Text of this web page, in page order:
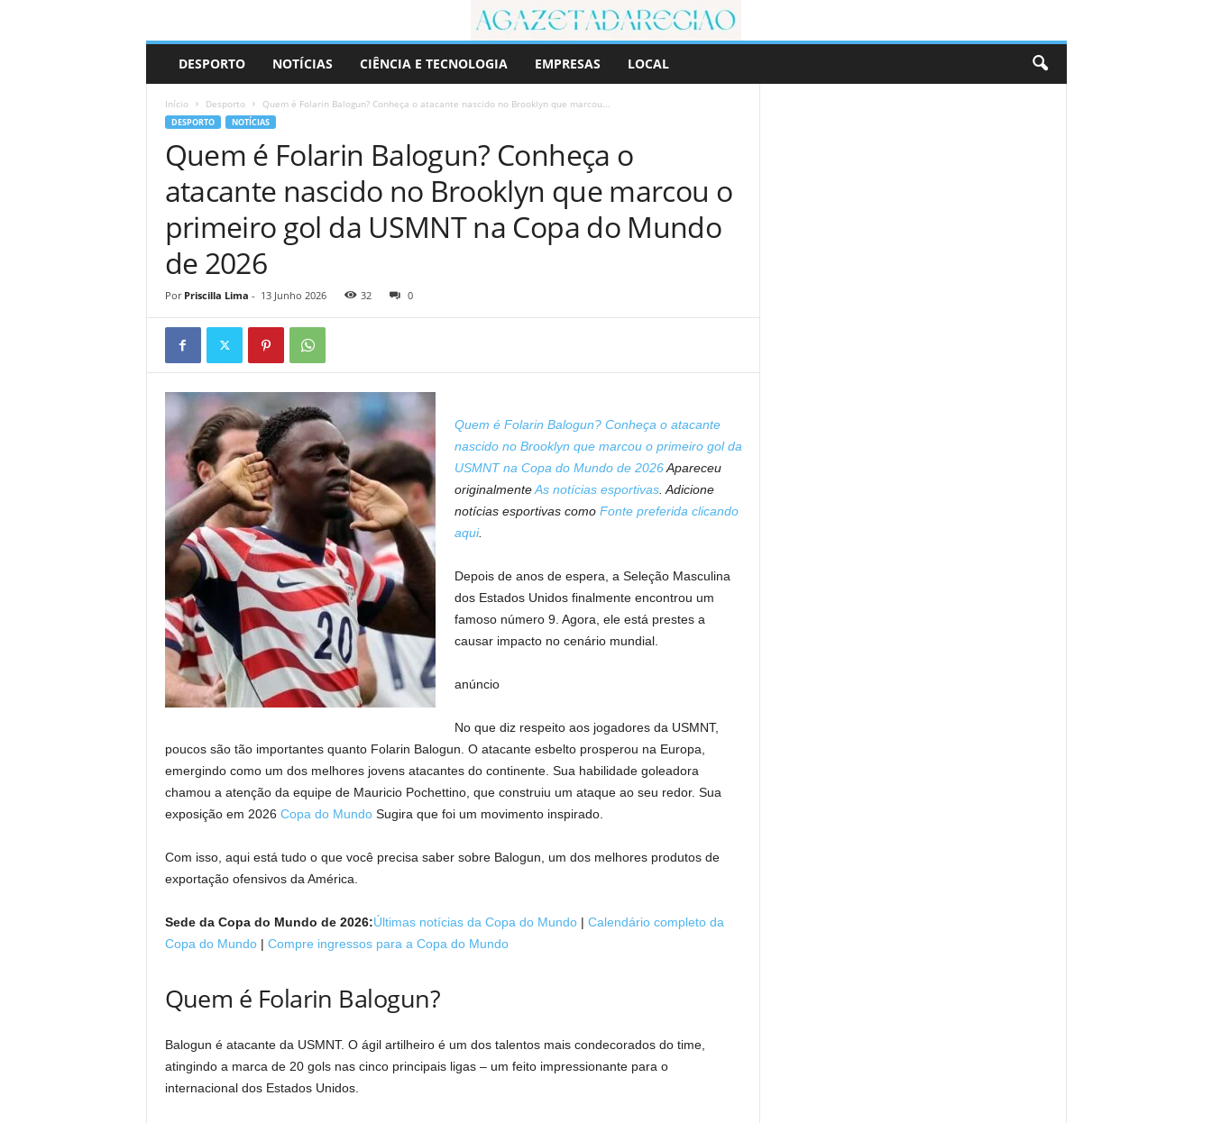
r
DESPORTO NOTÍCIAS CIÊNCIA E TECNOLOGIA EMPRESAS LOCAL
Início Desporto Quem é Folarin Balogun? Conheça o atacante nascido no Brooklyn que marcou...
DESPORTO NOTÍCIAS
Quem é Folarin Balogun? Conheça o
atacante nascido no Brooklyn que marcou o
primeiro gol da USMNT na Copa do Mundo
de 2026
Por Priscilla Lima - 13 Junho 2026 32 0
Quem é Folarin Balogun? Conheça o atacante
nascido no Brooklyn que marcou o primeiro gol da
USMNT na Copa do Mundo de 2026Apareceu
originalmenteAs notícias esportivas. Adicione
notícias esportivas como Fonte preferida clicando
aqui.
Depois de anos de espera, a Seleção Masculina
dos Estados Unidos finalmente encontrou um
famoso número 9. Agora, ele está prestes a
causar impacto no cenário mundial.
anúncio
No que diz respeito aos jogadores da USMNT,
poucos são tão importantes quanto Folarin Balogun. O atacante esbelto prosperou na Europa,
emergindo como um dos melhores jovens atacantes do continente. Sua habilidade goleadora
chamou a atenção da equipe de Mauricio Pochettino, que construiu um ataque ao seu redor. Sua
exposição em 2026 Copa do MundoSugira que foi um movimento inspirado.
Com isso, aqui está tudo o que você precisa saber sobre Balogun, um dos melhores produtos de
exportação ofensivos da América.
Sede da Copa do Mundo de 2026:Últimas notícias da Copa do Mundo| Calendário completo da
Copa do Mundo| Compre ingressos para a Copa do Mundo
Quem é Folarin Balogun?
Balogun é atacante da USMNT. O ágil artilheiro é um dos talentos mais condecorados do time,
atingindo a marca de 20 gols nas cinco principais ligas – um feito impressionante para o
internacional dos Estados Unidos.